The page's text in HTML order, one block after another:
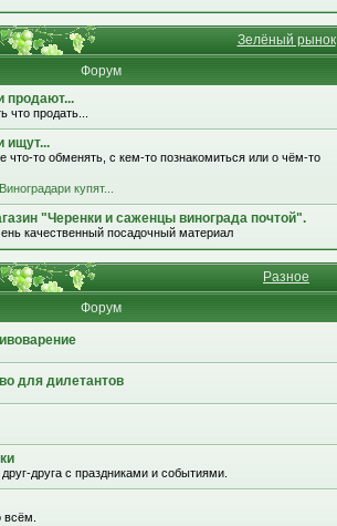
Зелёный рынок
Форум
продают...
что продать...
ищут...
что-то обменять, с кем-то познакомиться или о чём-то
Виноградари купят...
"Черенки и саженцы винограда почтой".
качественный посадочный материал
Разное
Форум
для дилетантов
друга с праздниками и событиями.
всём.